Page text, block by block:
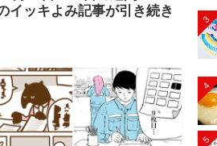
イッキよみ記事が引き続き
3
4
5